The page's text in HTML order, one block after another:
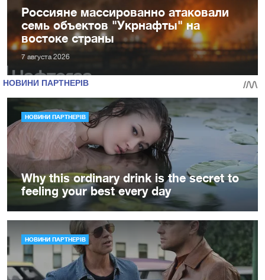
Россияне массированно атаковали
семь объектов "Укрнафты" на
востоке страны
7 августа 2026